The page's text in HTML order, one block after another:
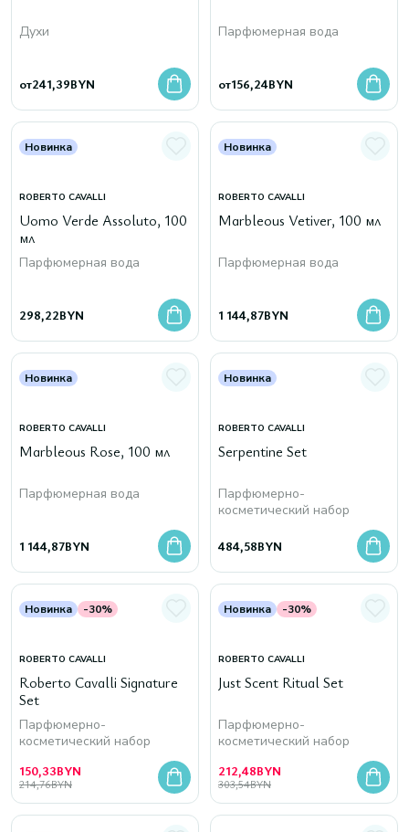
Духи
от241,39BYN
Парфюмерная вода
от156,24BYN
Новинка
ROBERTO CAVALLI
Uomo Verde Assoluto, 100
мл
Парфюмерная вода
298,22BYN
Новинка
ROBERTO CAVALLI
Marbleous Vetiver, 100 мл
Парфюмерная вода
1 144,87BYN
Новинка
ROBERTO CAVALLI
Marbleous Rose, 100 мл
Парфюмерная вода
1 144,87BYN
Новинка
ROBERTO CAVALLI
Serpentine Set
Парфюмерно-
косметический набор
484,58BYN
Новинка -30%
ROBERTO CAVALLI
Roberto Cavalli Signature
Set
Парфюмерно-
косметический набор
150,33BYN
214,76BYN
Новинка -30%
ROBERTO CAVALLI
Just Scent Ritual Set
Парфюмерно-
косметический набор
212,48BYN
303,54BYN